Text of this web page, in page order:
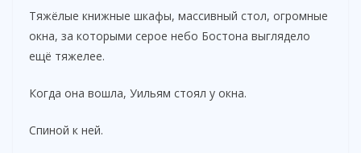
Тяжёлые книжные шкафы, массивный стол, огромные
окна, за которыми серое небо Бостона выглядело
ещё тяжелее.
Когда она вошла, Уильям стоял у окна.
Спиной к ней.